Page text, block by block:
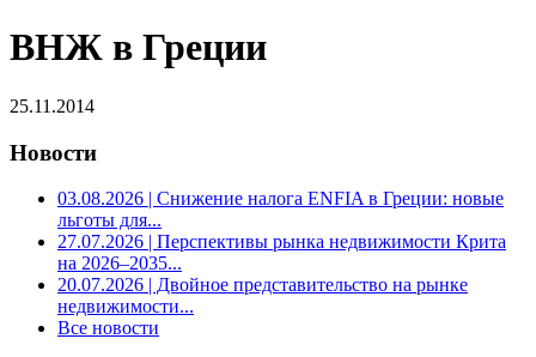
ВНЖ в Греции
25.11.2014
Новости
03.08.2026 | Снижение налога ENFIA в Греции: новые
льготы для...
27.07.2026 | Перспективы рынка недвижимости Крита
на 2026–2035...
20.07.2026 | Двойное представительство на рынке
недвижимости...
Все новости